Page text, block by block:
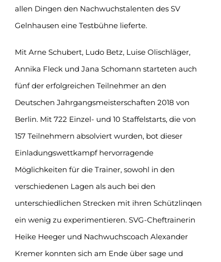
allen Dingen den Nachwuchstalenten des SV
Gelnhausen eine Testbühne lieferte.
Mit Arne Schubert, Ludo Betz, Luise Olischläger,
Annika Fleck und Jana Schomann starteten auch
fünf der erfolgreichen Teilnehmer an den
Deutschen Jahrgangsmeisterschaften 2018 von
Berlin. Mit 722 Einzel- und 10 Staffelstarts, die von
157 Teilnehmern absolviert wurden, bot dieser
Einladungswettkampf hervorragende
Möglichkeiten für die Trainer, sowohl in den
verschiedenen Lagen als auch bei den
unterschiedlichen Strecken mit ihren Schützlinqen
ein wenig zu experimentieren. SVG-Cheftrainerin
Heike Heeger und Nachwuchscoach Alexander
Kremer konnten sich am Ende über sage und